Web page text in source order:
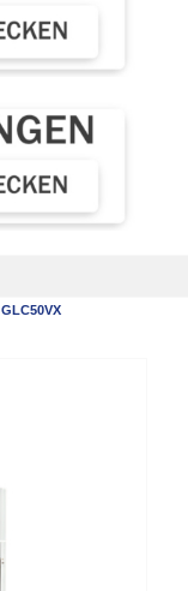
GLC50VX